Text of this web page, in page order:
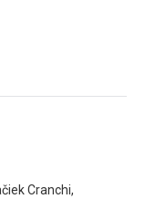
Cranchi,